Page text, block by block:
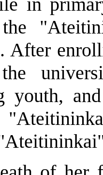
After
youth,